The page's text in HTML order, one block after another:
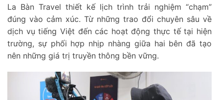
La Bàn Travel thiết kế lịch trình trải nghiệm “chạm”
đúng vào cảm xúc. Từ những trao đổi chuyên sâu về
dịch vụ tiếng Việt đến các hoạt động thực tế tại hiện
trường, sự phối hợp nhịp nhàng giữa hai bên đã tạo
nên những giá trị truyền thông bền vững.